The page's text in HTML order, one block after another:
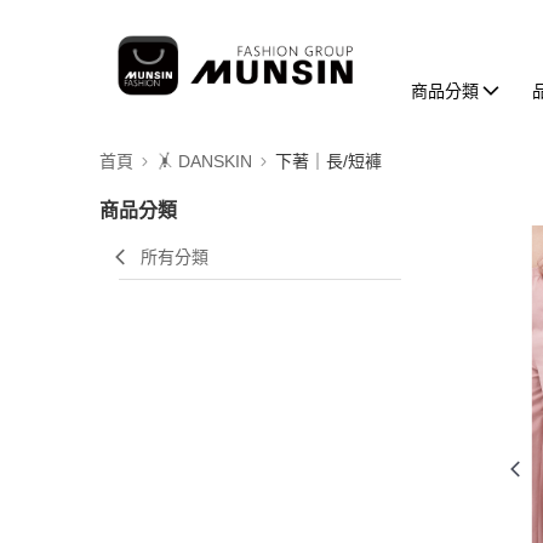
商品分類
首頁 🤸 DANSKIN 下著｜長/短褲
商品分類
所有分類